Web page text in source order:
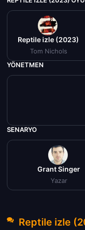
Reptile izle (2023)
Tom Nichols
YÖNETMEN
SENARYO
Grant Singer
Yazar
Reptile izle